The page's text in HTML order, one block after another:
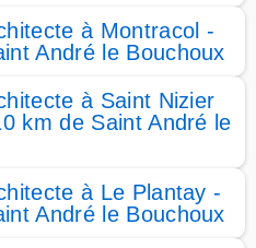
à Montracol -
André le Bouchoux
à Saint Nizier
km de Saint André le
à Le Plantay -
André le Bouchoux